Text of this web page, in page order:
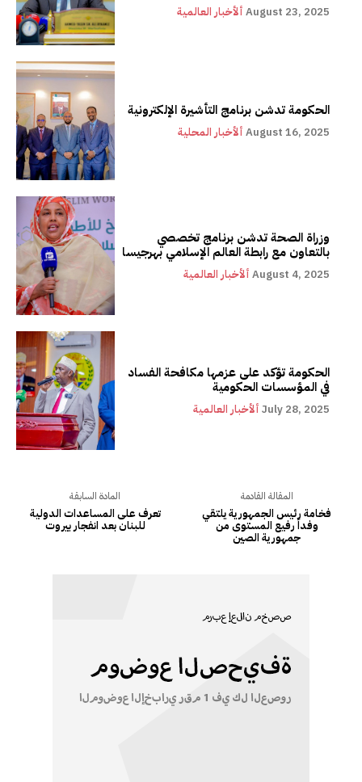
ألأخبار العالمية August 23, 2025
الحكومة تدشن برنامج التأشيرة الإلكترونية
ألأخبار المحلية August 16, 2025
وزراة الصحة تدشن برنامج تخصصي
بالتعاون مع رابطة العالم الإسلامي بهرجيسا
ألأخبار العالمية August 4, 2025
الحكومة تؤكد على عزمها مكافحة الفساد
في المؤسسات الحكومية
ألأخبار العالمية July 28, 2025
المادة السابقة
تعرف على المساعدات الدولية
للبنان بعد انفجار بيروت
المقالة القادمة
فخامة رئيس الجمهورية يلتقي
وفداً رفيع المستوى من
جمهورية الصين